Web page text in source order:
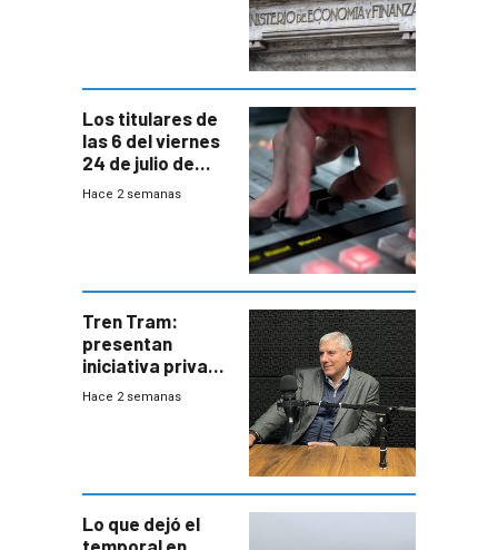
Los titulares de
las 6 del viernes
24 de julio de
2026
Hace 2 semanas
Tren Tram:
presentan
iniciativa privada
para una red de
Hace 2 semanas
Lo que dejó el
temporal en